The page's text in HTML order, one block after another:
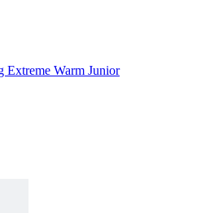
Extreme Warm Junior